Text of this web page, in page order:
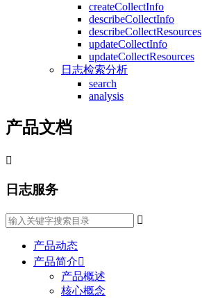
createCollectInfo
describeCollectInfo
describeCollectResources
updateCollectInfo
updateCollectResources
日志检索分析
search
analysis
产品文档

日志服务

产品动态
产品简介
产品概述
核心概念